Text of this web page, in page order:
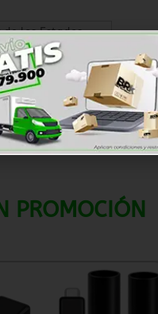
de los Estados
(US) ($) - USD
Frenos Sistema de frenado
PROMOCIÓN